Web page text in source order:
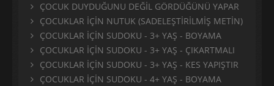
ÇOCUK DUYDUĞUNU DEĞİL GÖRDÜĞÜNÜ YAPAR
ÇOCUKLAR İÇİN NUTUK (SADELEŞTİRİLMİŞ METİN)
ÇOCUKLAR İÇİN SUDOKU - 3+ YAŞ - BOYAMA
ÇOCUKLAR İÇİN SUDOKU - 3+ YAŞ - ÇIKARTMALI
ÇOCUKLAR İÇİN SUDOKU - 3+ YAŞ - KES YAPIŞTIR
ÇOCUKLAR İÇİN SUDOKU - 4+ YAŞ - BOYAMA